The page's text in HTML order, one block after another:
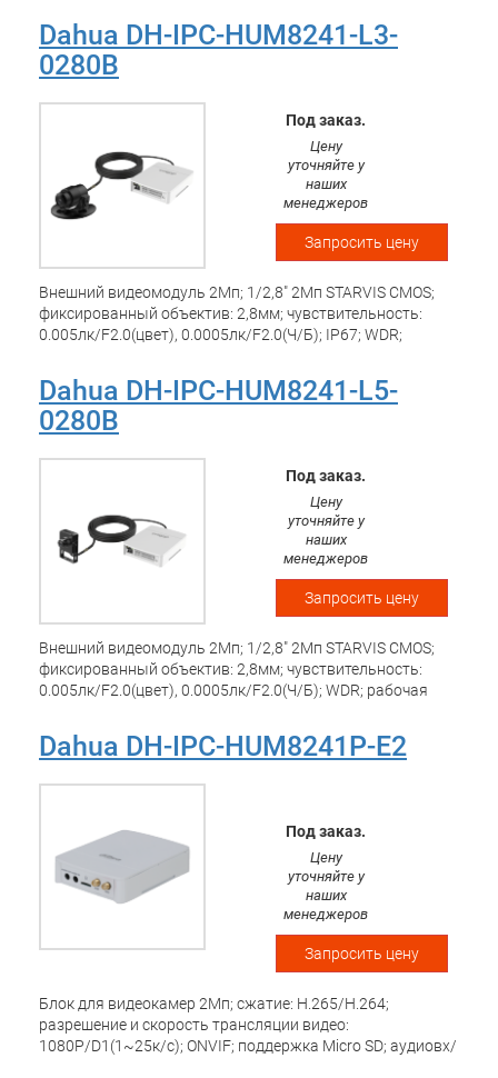
Рабочая температура: -40 -+60 С;
Dahua DH-IPC-HUM8241-L3-
0280B
Внешний видеомодуль 2Mп; 1/2,8" 2Mп STARVIS CMOS;
фиксированный объектив: 2,8мм; чувствительность:
0.005лк/F2.0(цвет), 0.0005лк/F2.0(Ч/Б); IP67; WDR;
Под заказ.
Цену
уточняйте у
наших
менеджеров
Запросить цену
Dahua DH-IPC-HUM8241-L5-
0280B
Внешний видеомодуль 2Mп; 1/2,8" 2Mп STARVIS CMOS;
фиксированный объектив: 2,8мм; чувствительность:
0.005лк/F2.0(цвет), 0.0005лк/F2.0(Ч/Б); WDR; рабочая
Под заказ.
Цену
уточняйте у
наших
менеджеров
Запросить цену
Dahua DH-IPC-HUM8241P-E2
Блок для видеокамер 2Мп; сжатие: H.265/H.264;
разрешение и скорость трансляции видео:
1080P/D1(1~25к/c); ONVIF; поддержка Micro SD; аудиовх/
Под заказ.
Цену
уточняйте у
наших
менеджеров
Запросить цену